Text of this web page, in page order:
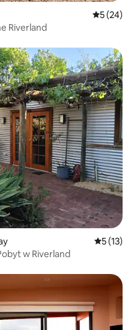
Średnia
5 (24)
Riverland
Wybór gości
Średnia
5 (13)
w Riverland